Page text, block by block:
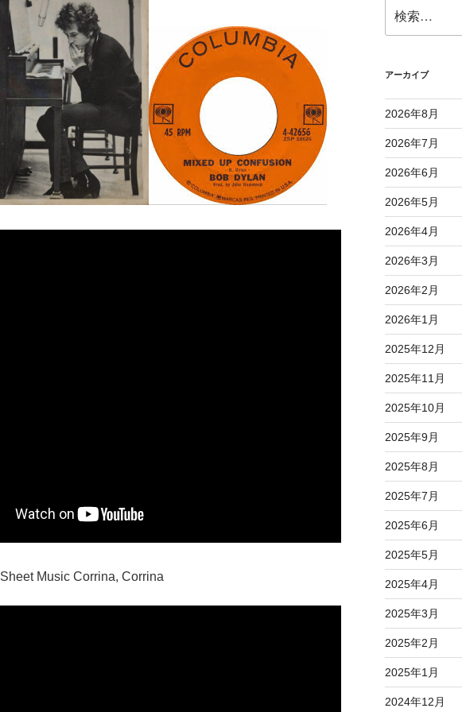
索:
アーカイブ
2026年8月
2026年7月
2026年6月
2026年5月
2026年4月
2026年3月
2026年2月
2026年1月
2025年12月
2025年11月
2025年10月
2025年9月
2025年8月
2025年7月
2025年6月
2025年5月
2025年4月
2025年3月
2025年2月
2025年1月
2024年12月